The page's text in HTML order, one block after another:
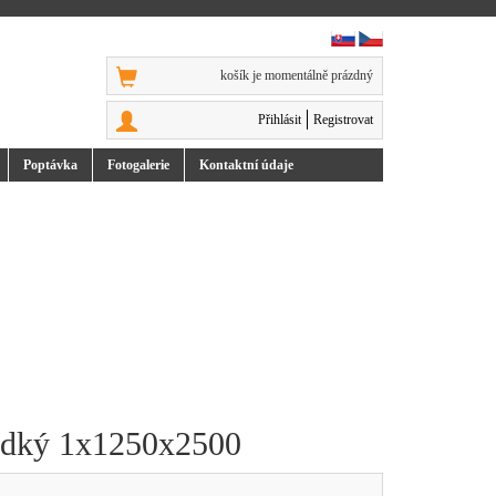
košík je momentálně prázdný
Přihlásit Registrovat
Poptávka Fotogalerie Kontaktní údaje
1x1250x2500